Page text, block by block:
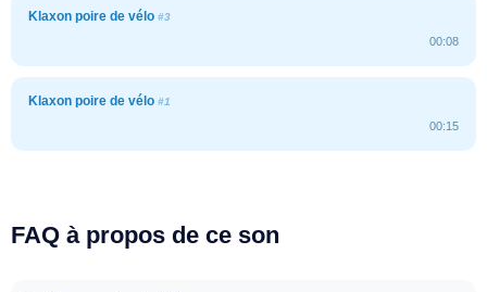
Klaxon poire de vélo #3
00:08
Klaxon poire de vélo #1
00:15
FAQ à propos de ce son